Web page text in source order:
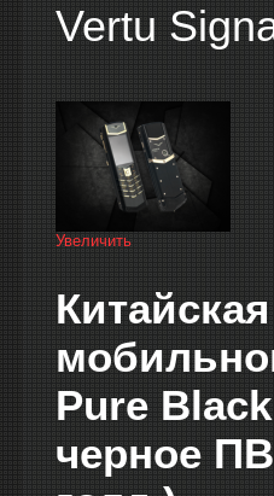
Vertu
Увеличить
Pure
черное